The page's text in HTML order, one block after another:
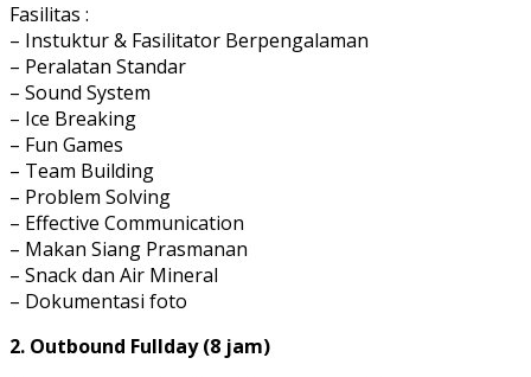
Fasilitas :
– Instuktur & Fasilitator Berpengalaman
– Peralatan Standar
– Sound System
– Ice Breaking
– Fun Games
– Team Building
– Problem Solving
– Effective Communication
– Makan Siang Prasmanan
– Snack dan Air Mineral
– Dokumentasi foto
2. Outbound Fullday (8 jam)